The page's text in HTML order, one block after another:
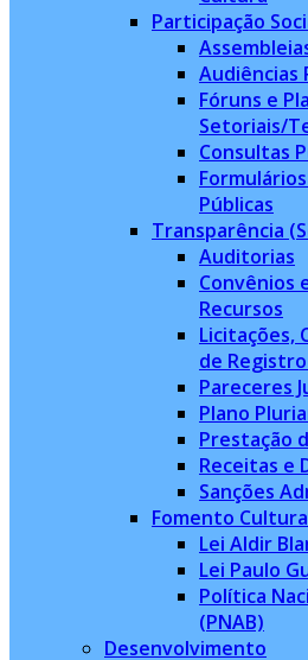
Participação
Audiências
Fóruns e
Setoriais/
Consultas
Públicas
Transparência
Auditorias
Convênios
Recursos
Licitações,
de
Pareceres
Plano
Prestação
Receitas e
Sanções
Fomento
Lei Aldir
Lei Paulo
Política
(PNAB)
Desenvolvimento